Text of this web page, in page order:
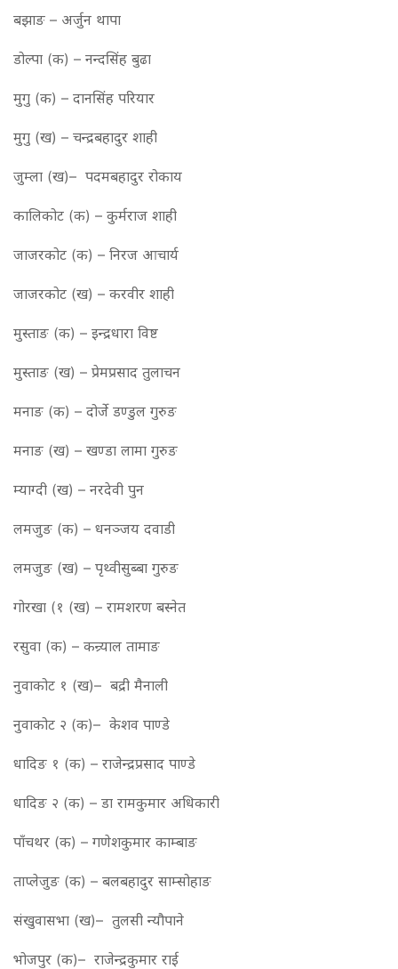
बझाङ – अर्जुन थापा
डोल्पा (क) – नन्दसिंह बुढा
मुगु (क) – दानसिंह परियार
मुगु (ख) – चन्द्रबहादुर शाही
जुम्ला (ख)– पदमबहादुर रोकाय
कालिकोट (क) – कुर्मराज शाही
जाजरकोट (क) – निरज आचार्य
जाजरकोट (ख) – करवीर शाही
मुस्ताङ (क) – इन्द्रधारा विष्ट
मुस्ताङ (ख) – प्रेमप्रसाद तुलाचन
मनाङ (क) – दोर्जे डण्डुल गुरुङ
मनाङ (ख) – खण्डा लामा गुरुङ
म्याग्दी (ख) – नरदेवी पुन
लमजुङ (क) – धनञ्जय दवाडी
लमजुङ (ख) – पृथ्वीसुब्बा गुरुङ
गोरखा (१ (ख) – रामशरण बस्नेत
रसुवा (क) – कन्र्याल तामाङ
नुवाकोट १ (ख)– बद्री मैनाली
नुवाकोट २ (क)– केशव पाण्डे
धादिङ १ (क) – राजेन्द्रप्रसाद पाण्डे
धादिङ २ (क) – डा रामकुमार अधिकारी
पाँचथर (क) – गणेशकुमार काम्बाङ
ताप्लेजुङ (क) – बलबहादुर साम्सोहाङ
संखुवासभा (ख)– तुलसी न्यौपाने
भोजपुर (क)– राजेन्द्रकुमार राई